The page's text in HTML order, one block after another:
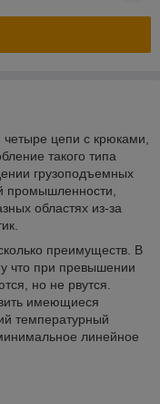
цепи с крюками,
такого типа
грузоподъемных
промышленности,
областях из-за
преимуществ. В
что при превышении
но не рвутся.
имеющиеся
температурный
линейное